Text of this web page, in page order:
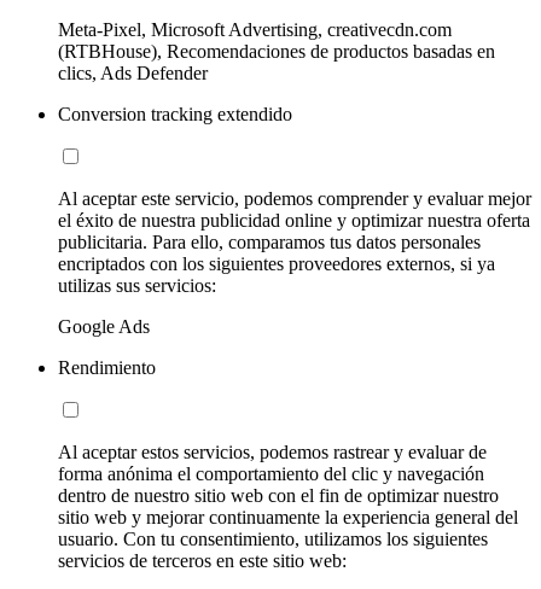
Meta-Pixel, Microsoft Advertising, creativecdn.com
(RTBHouse), Recomendaciones de productos basadas en
clics, Ads Defender
Conversion tracking extendido
Al aceptar este servicio, podemos comprender y evaluar mejor
el éxito de nuestra publicidad online y optimizar nuestra oferta
publicitaria. Para ello, comparamos tus datos personales
encriptados con los siguientes proveedores externos, si ya
utilizas sus servicios:
Google Ads
Rendimiento
Al aceptar estos servicios, podemos rastrear y evaluar de
forma anónima el comportamiento del clic y navegación
dentro de nuestro sitio web con el fin de optimizar nuestro
sitio web y mejorar continuamente la experiencia general del
usuario. Con tu consentimiento, utilizamos los siguientes
servicios de terceros en este sitio web: